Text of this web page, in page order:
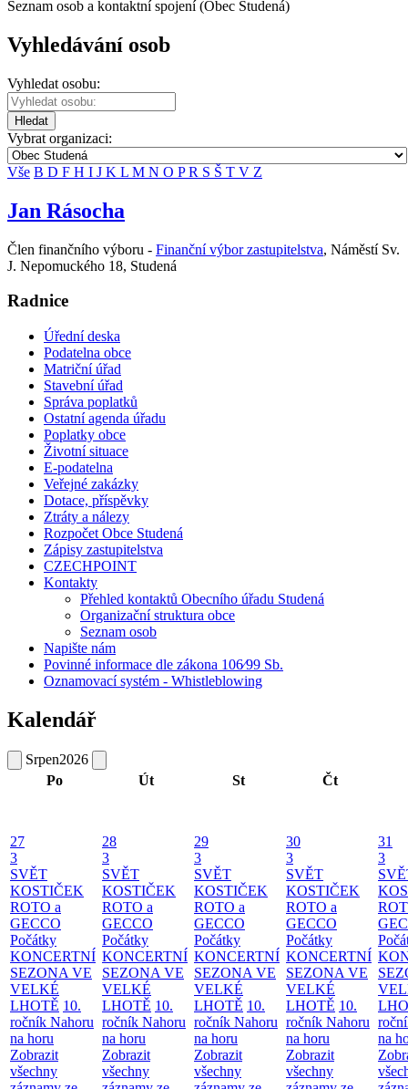
Seznam osob a kontaktní spojení (Obec Studená)
Vyhledávání osob
Vyhledat osobu:
Hledat
Vybrat organizaci:
Vše B D F H I J K L M N O PR S Š T V Z
Jan Rásocha
Člen finančního výboru - Finanční výbor zastupitelstva, Náměstí Sv.
J. Nepomuckého 18, Studená
Radnice
Úřední deska
Podatelna obce
Matriční úřad
Stavební úřad
Správa poplatků
Ostatní agenda úřadu
Poplatky obce
Životní situace
E-podatelna
Veřejné zakázky
Dotace, příspěvky
Ztráty a nálezy
Rozpočet Obce Studená
Zápisy zastupitelstva
CZECHPOINT
Kontakty
Přehled kontaktů Obecního úřadu Studená
Organizační struktura obce
Seznam osob
Napište nám
Povinné informace dle zákona 106⁄99 Sb.
Oznamovací systém - Whistleblowing
Kalendář
Srpen2026
Po
Út St Čt
27
3
SVĚT
KOSTIČEK
ROTO a
GECCO
Počátky
KONCERTNÍ
SEZONA VE
VELKÉ
LHOTĚ 10.
ročník Nahoru
na horu
Zobrazit
všechny
28
3
SVĚT
KOSTIČEK
ROTO a
GECCO
Počátky
KONCERTNÍ
SEZONA VE
VELKÉ
LHOTĚ 10.
ročník Nahoru
na horu
Zobrazit
všechny
29
3
SVĚT
KOSTIČEK
ROTO a
GECCO
Počátky
KONCERTNÍ
SEZONA VE
VELKÉ
LHOTĚ 10.
ročník Nahoru
na horu
Zobrazit
všechny
30
3
SVĚT
KOSTIČEK
ROTO a
GECCO
Počátky
KONCERTNÍ
SEZONA VE
VELKÉ
LHOTĚ 10.
ročník Nahoru
na horu
Zobrazit
všechny
31
3
na